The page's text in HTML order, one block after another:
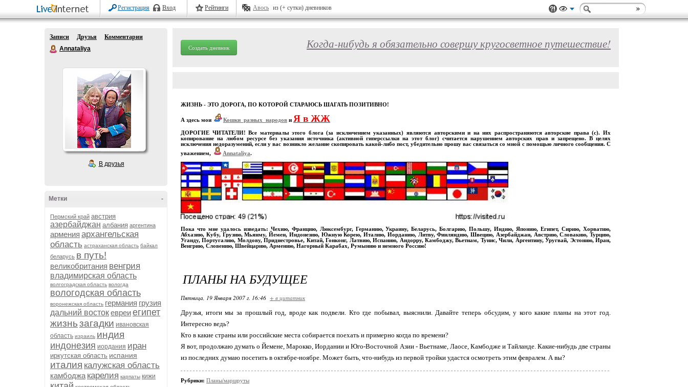
Регистрация Вход Рейтинги Авось из (+ сутки) дневников
Записи Друзья
Комментарии
Annataliya
В друзья
-
Метки
Пермский край австрия
азербайджан албания аргентина
армения архангельская
область астраханская область байкал
беларусь в путь!
великобритания венгрия
владимирская область
волгоградская область вологда
вологодская область
воронежская область германия грузия
дальний востокевреиегипет
жизньзагадки ивановская
область израиль индия
индонезия иордания иран
иркутская область испания
италия калужская область
камбоджа карелия карпаты кижи
Создать дневник Когда-нибудь я обязательно совершу кругосветное путешествие!
ЖИЗНЬ - ЭТО ДОРОГА, ПО КОТОРОЙ СТАРАЮСЬ ШАГАТЬ ПОЗИТИВНО!
А здесь мои Кошки_разных_народов и Я в ЖЖ
ДОРОГИЕ ЧИТАТЕЛИ! Все материалы этого блога (за исключением указанных) являются авторскими и на них распространяются авторские права (с). Их
копирование на любом ресурсе без указания источника (активной гиперссылки на этот блог) считается нарушением авторских прав и запрещено. В целях
исключения недоразумений, если у вас возникло желание скопировать какой-либо пост, убедительно прошу вас связаться со мной с помощью личного сообщения. С
уважением,
Annataliya.
Пока что мне удалось изведать: Чехию, Францию, Люксембург, Германию, Украину, Беларусь, Болгарию, Польшу, Индию, Японию, Египет, Сирию, Хорватию,
Абхазию, Кубу, Грузию, Мьянму, Йемен, Индонезию, Южную Корею, Италию, Иорданию, Литву, Финляндию, Швецию, Азербайджан, Австрию, Словакию, Турцию,
Уганду, Португалию, Молдову, Приднестровье, Китай, Гонконг, Латвию, Испанию, Андорру, Камбоджу, Вьетнам, Тунис, Чили, Аргентину, Уругвай, Эстонию, Иран,
Венгрию, Словению, Швейцарию, Армению, Нагорный Карабах, Румынию и немного Россию!
ПЛАНЫ НА БУДУЩЕЕ
Пятница, 19 Января 2007 г. 16:46 + в цитатник
Друзья, итоги мы за прошлый год, вроде как подвели. Кто где побывал, выяснили. Давайте теперь обсудим, у кого какие планы на этот год.
Интересно ведь?
Кто в какие страны или российские места собирается поехать и примерно когда по времени?
Я вот, продолжаю думать о Йемене, Марокко, Иордании и Юго-Восточной Азии - Вьетнаме, Лаосе, Камбодже и Тайланде. Какие-нибудь две страны
из последних думаю посетить в октябре-ноябре. Может быть, что-нибудь из первой тройки удастся осмотреть этим февралем. А вы?
Рубрики: Планы/маршруты